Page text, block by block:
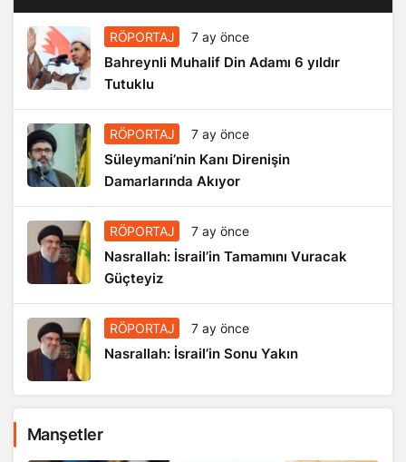
RÖPORTAJ 7 ay önce
Bahreynli Muhalif Din Adamı 6 yıldır
Tutuklu
RÖPORTAJ 7 ay önce
Süleymani’nin Kanı Direnişin
Damarlarında Akıyor
RÖPORTAJ 7 ay önce
Nasrallah: İsrail’in Tamamını Vuracak
Güçteyiz
RÖPORTAJ 7 ay önce
Nasrallah: İsrail’in Sonu Yakın
Manşetler